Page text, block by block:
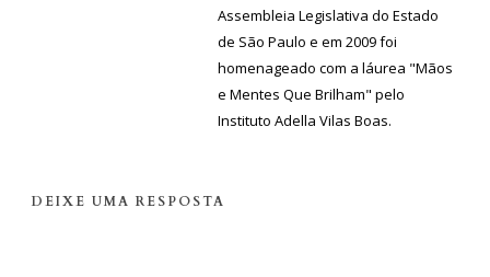
Assembleia Legislativa do Estado
de São Paulo e em 2009 foi
homenageado com a láurea "Mãos
e Mentes Que Brilham" pelo
Instituto Adella Vilas Boas.
DEIXE UMA RESPOSTA